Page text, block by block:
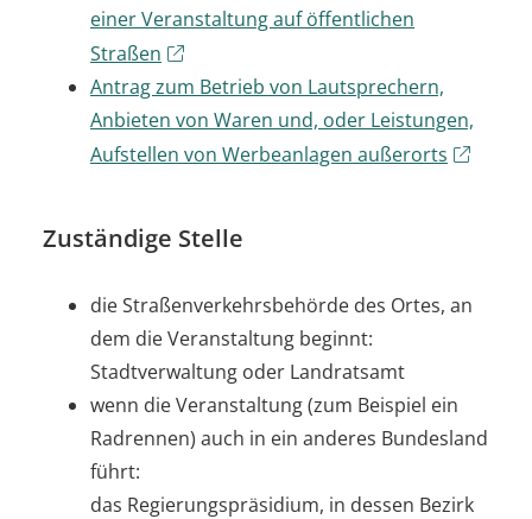
einer Veranstaltung auf öffentlichen
Straßen
Antrag zum Betrieb von Lautsprechern,
Anbieten von Waren und, oder Leistungen,
Aufstellen von Werbeanlagen außerorts
Zuständige Stelle
die Straßenverkehrsbehörde des Ortes, an
dem die Veranstaltung beginnt:
Stadtverwaltung oder Landratsamt
wenn die Veranstaltung (zum Beispiel ein
Radrennen) auch in ein anderes Bundesland
führt:
das Regierungspräsidium, in dessen Bezirk